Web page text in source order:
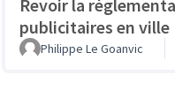
Revoir la
publicitaires en ville
Philippe Le Goanvic